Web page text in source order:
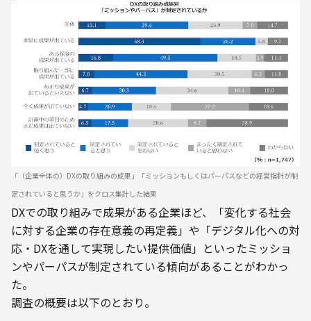
「（企業全体の）DXの取り組みの成果」「ミッションもしくはパーパスなどの経営指針が制
定されていると思うか」をクロス集計した結果
DXでの取り組みで成果がある企業ほど、「変化する社会
に対する企業の存在意義の再定義」や「デジタル化への対
応・DXを通して実現したい提供価値」といったミッショ
ンやパーパスが制定されている傾向があることがわかっ
た。
調査の概要は以下のとおり。